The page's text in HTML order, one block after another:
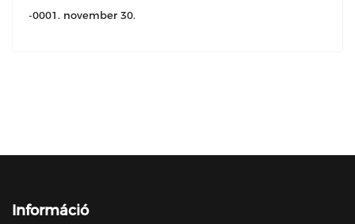
-0001. november 30.
Információ